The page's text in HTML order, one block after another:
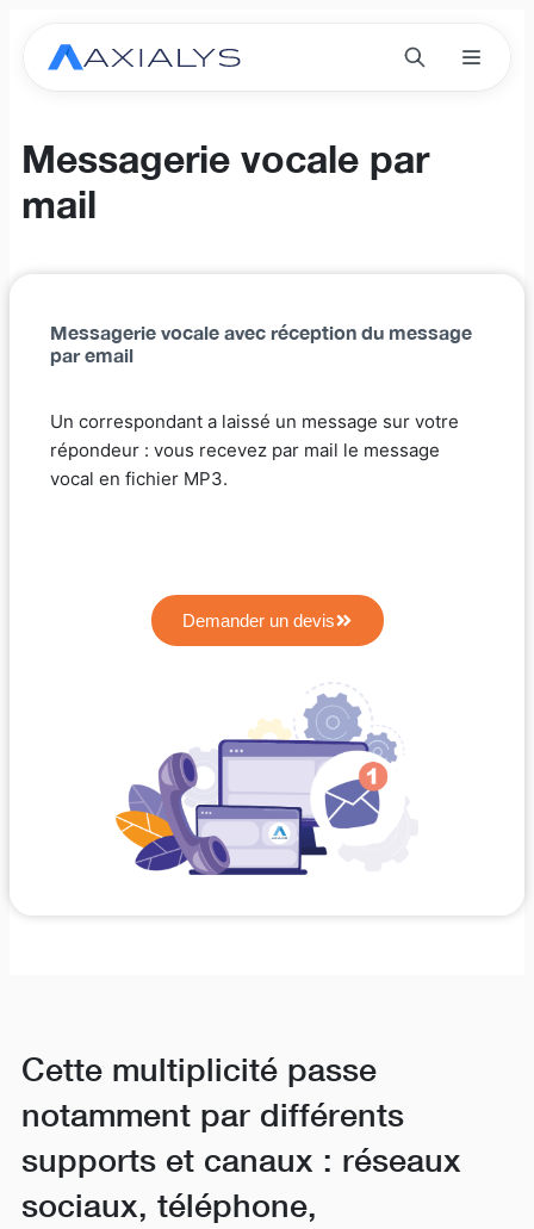
Messagerie vocale par
mail
Messagerie vocale avec réception du message
par email
Un correspondant a laissé un message sur votre
répondeur : vous recevez par mail le message
vocal en fichier MP3.
Demander un devis
Cette multiplicité passe
notamment par différents
supports et canaux : réseaux
sociaux, téléphone,